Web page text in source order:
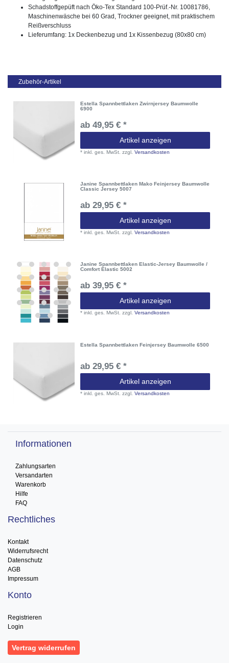
Schadstoffgepüft nach Öko-Tex Standard 100-Prüf.-Nr. 10081786,
Maschinenwäsche bei 60 Grad, Trockner geeignet, mit praktischem
Reißverschluss
Lieferumfang: 1x Deckenbezug und 1x Kissenbezug (80x80 cm)
Zubehör-Artikel
Estella Spannbettlaken Zwirnjersey Baumwolle
6900
ab 49,95 € *
Artikel anzeigen
*inkl. ges. MwSt. zzgl.Versandkosten
Janine Spannbettlaken Mako Feinjersey Baumwolle
Classic Jersey 5007
ab 29,95 € *
Artikel anzeigen
*inkl. ges. MwSt. zzgl.Versandkosten
Janine Spannbettlaken Elastic-Jersey Baumwolle /
Comfort Elastic 5002
ab 39,95 € *
Artikel anzeigen
*inkl. ges. MwSt. zzgl.Versandkosten
Estella Spannbettlaken Feinjersey Baumwolle 6500
ab 29,95 € *
Artikel anzeigen
*inkl. ges. MwSt. zzgl.Versandkosten
Informationen
Zahlungsarten
Versandarten
Warenkorb
Hilfe
FAQ
Rechtliches
Kontakt
Widerrufsrecht
Datenschutz
AGB
Impressum
Konto
Registrieren
Login
Vertrag widerrufen